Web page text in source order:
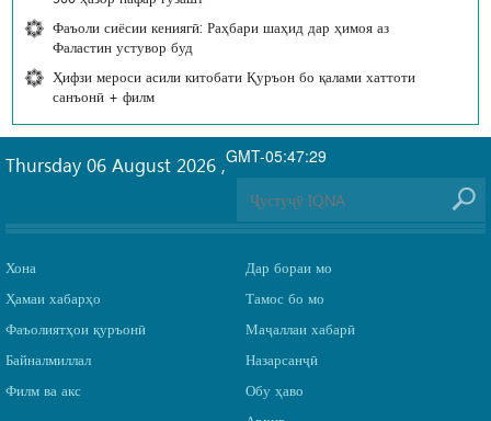
Фаъоли сиёсии кениягӣ: Раҳбари шаҳид дар ҳимоя аз
Фаластин устувор буд
Ҳифзи мероси асили китобати Қуръон бо қалами хаттоти
санъонӣ + филм
GMT-05:47:29
Thursday 06 August 2026 ,
Хона
Ҳамаи хабарҳо
Фаъолиятҳои қуръонӣ
Байналмиллал
Филм ва акс
Дар бораи мо
Тамос бо мо
Маҷаллаи хабарӣ
Назарсанҷӣ
Обу ҳаво